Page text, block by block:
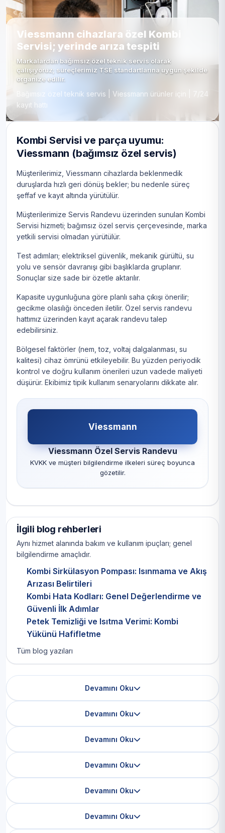
Viessmann cihazlara özel Kombi
Servisi; yerinde arıza tespiti
Markalardan bağımsız özel teknik servis olarak
çalışıyoruz; süreçlerimiz TSE standartlarına uygun şekilde
organize edilir.
Bağımsız özel teknik servis | Viessmann ürünler için | 7/24
kayıt hattı
Kombi Servisi ve parça uyumu:
Viessmann (bağımsız özel servis)
Müşterilerimiz, Viessmann cihazlarda beklenmedik
duruşlarda hızlı geri dönüş bekler; bu nedenle süreç
şeffaf ve kayıt altında yürütülür.
Müşterilerimize Servis Randevu üzerinden sunulan Kombi
Servisi hizmeti; bağımsız özel servis çerçevesinde, marka
yetkili servisi olmadan yürütülür.
Test adımları; elektriksel güvenlik, mekanik gürültü, su
yolu ve sensör davranışı gibi başlıklarda gruplanır.
Sonuçlar size sade bir özetle aktarılır.
Kapasite uygunluğuna göre planlı saha çıkışı önerilir;
gecikme olasılığı önceden iletilir. Özel servis randevu
hattımız üzerinden kayıt açarak randevu talep
edebilirsiniz.
Bölgesel faktörler (nem, toz, voltaj dalgalanması, su
kalitesi) cihaz ömrünü etkileyebilir. Bu yüzden periyodik
kontrol ve doğru kullanım önerileri uzun vadede maliyeti
düşürür. Ekibimiz tipik kullanım senaryolarını dikkate alır.
Viessmann
Viessmann Özel Servis Randevu
KVKK ve müşteri bilgilendirme ilkeleri süreç boyunca
gözetilir.
İlgili blog rehberleri
Aynı hizmet alanında bakım ve kullanım ipuçları; genel
bilgilendirme amaçlıdır.
Kombi Sirkülasyon Pompası: Isınmama ve Akış
Arızası Belirtileri
Kombi Hata Kodları: Genel Değerlendirme ve
Güvenli İlk Adımlar
Petek Temizliği ve Isıtma Verimi: Kombi
Yükünü Hafifletme
Tüm blog yazıları
Devamını Oku
Devamını Oku
Devamını Oku
Devamını Oku
Devamını Oku
Devamını Oku